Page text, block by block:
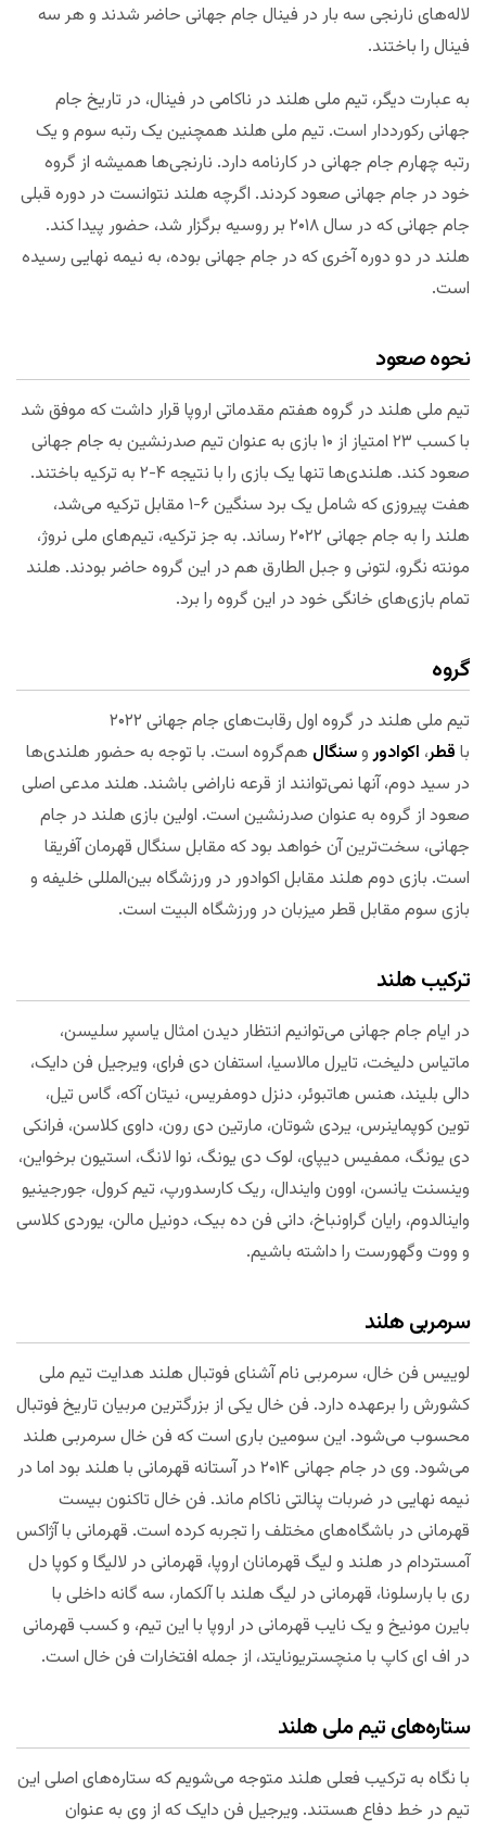
لاله‌های نارنجی سه بار در فینال جام جهانی حاضر شدند و هر سه
فینال را باختند.
به عبارت دیگر، تیم ملی هلند در ناکامی در فینال، در تاریخ جام
جهانی رکورددار است. تیم ملی هلند همچنین یک رتبه سوم و یک
رتبه چهارم جام جهانی در کارنامه دارد. نارنجی‌ها همیشه از گروه
خود در جام جهانی صعود کردند. اگرچه هلند نتوانست در دوره قبلی
جام جهانی که در سال ۲۰۱۸ بر روسیه برگزار شد، حضور پیدا کند.
هلند در دو دوره آخری که در جام جهانی بوده، به نیمه نهایی رسیده
است.
نحوه صعود
تیم ملی هلند در گروه هفتم مقدماتی اروپا قرار داشت که موفق شد
با کسب ۲۳ امتیاز از ۱۰ بازی به عنوان تیم صدرنشین به جام جهانی
صعود کند. هلندی‌ها تنها یک بازی را با نتیجه ۴-۲ به ترکیه باختند.
هفت پیروزی که شامل یک برد سنگین ۶-۱ مقابل ترکیه می‌شد،
هلند را به جام جهانی ۲۰۲۲ رساند. به جز ترکیه، تیم‌های ملی نروژ،
مونته نگرو، لتونی و جبل الطارق هم در این گروه حاضر بودند. هلند
تمام بازی‌های خانگی خود در این گروه را برد.
گروه
تیم ملی هلند در گروه اول رقابت‌های جام جهانی ۲۰۲۲
با قطر، اکوادوروسنگال هم‌گروه است. با توجه به حضور هلندی‌ها
در سید دوم، آنها نمی‌توانند از قرعه ناراضی باشند. هلند مدعی اصلی
صعود از گروه به عنوان صدرنشین است. اولین بازی هلند در جام
جهانی، سخت‌ترین آن خواهد بود که مقابل سنگال قهرمان آفریقا
است. بازی دوم هلند مقابل اکوادور در ورزشگاه بین‌المللی خلیفه و
بازی سوم مقابل قطر میزبان در ورزشگاه البیت است.
ترکیب هلند
در ایام جام جهانی می‌توانیم انتظار دیدن امثال یاسپر سلیسن،
ماتیاس دلیخت، تایرل مالاسیا، استفان دی فرای، ویرجیل فن دایک،
دالی بلیند، هنس هاتبوئر، دنزل دومفریس، نیتان آکه، گاس تیل،
توین کوپماینرس، یردی شوتان، مارتین دی رون، داوی کلاسن، فرانکی
دی یونگ، ممفیس دیپای، لوک دی یونگ، نوا لانگ، استیون برخواین،
وینسنت یانسن، اوون وایندال، ریک کارسدورپ، تیم کرول، جورجینیو
واینالدوم، رایان گراونباخ، دانی فن ده بیک، دونیل مالن، یوردی کلاسی
و ووت وگهورست را داشته باشیم.
سرمربی هلند
لوییس فن خال، سرمربی نام آشنای فوتبال هلند هدایت تیم ملی
کشورش را برعهده دارد. فن خال یکی از بزرگترین مربیان تاریخ فوتبال
محسوب می‌شود. این سومین باری است که فن خال سرمربی هلند
می‌شود. وی در جام جهانی ۲۰۱۴ در آستانه قهرمانی با هلند بود اما در
نیمه نهایی در ضربات پنالتی ناکام ماند. فن خال تاکنون بیست
قهرمانی در باشگاه‌های مختلف را تجربه کرده است. قهرمانی با آژاکس
آمستردام در هلند و لیگ قهرمانان اروپا، قهرمانی در لالیگا و کوپا دل
ری با بارسلونا، قهرمانی در لیگ هلند با آلکمار، سه گانه داخلی با
بایرن مونیخ و یک نایب قهرمانی در اروپا با این تیم، و کسب قهرمانی
در اف ای کاپ با منچستریونایتد، از جمله افتخارات فن خال است.
ستاره‌های تیم ملی هلند
با نگاه به ترکیب فعلی هلند متوجه می‌شویم که ستاره‌های اصلی این
تیم در خط دفاع هستند. ویرجیل فن دایک که از وی به عنوان